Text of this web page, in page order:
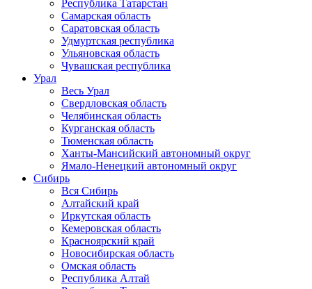
Республика Татарстан
Самарская область
Саратовская область
Удмуртская республика
Ульяновская область
Чувашская республика
Урал
Весь Урал
Свердловская область
Челябинская область
Курганская область
Тюменская область
Ханты-Мансийский автономный округ
Ямало-Ненецкий автономный округ
Сибирь
Вся Сибирь
Алтайский край
Иркутская область
Кемеровская область
Красноярский край
Новосибирская область
Омская область
Республика Алтай